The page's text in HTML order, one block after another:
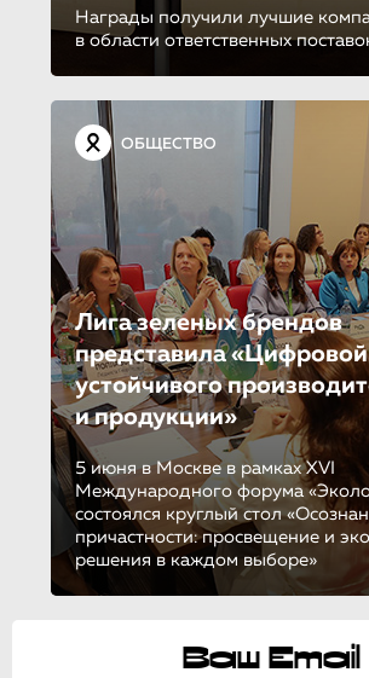
Награды получили лучшие
в области ответственных
ОБЩЕСТВО
Лига зеленых брендов
представила «Цифровой
устойчивого
и продукции»
5 июня в Москве в рамках XVI
Международного форума
состоялся круглый стол
причастности: просвещение и
решения в каждом выборе»
Ваш Email